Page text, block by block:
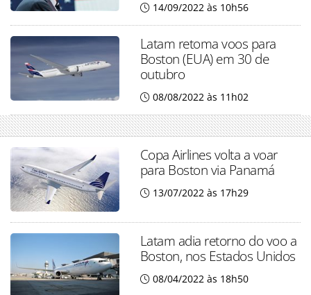
14/09/2022 às 10h56
Latam retoma voos para
Boston (EUA) em 30 de
outubro
08/08/2022 às 11h02
Copa Airlines volta a voar
para Boston via Panamá
13/07/2022 às 17h29
Latam adia retorno do voo a
Boston, nos Estados Unidos
08/04/2022 às 18h50